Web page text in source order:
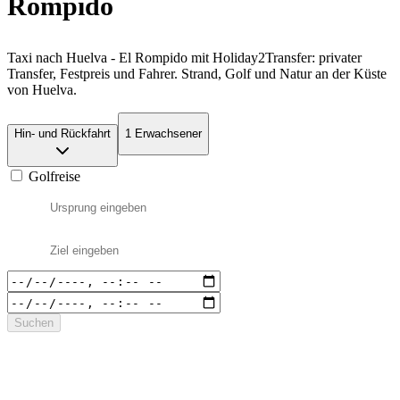
Taxi nach Huelva - El Rompido mit Holiday2Transfer: privater
Transfer, Festpreis und Fahrer. Strand, Golf und Natur an der Küste
von Huelva.
Hin- und Rückfahrt 1 Erwachsener
Golfreise
Suchen